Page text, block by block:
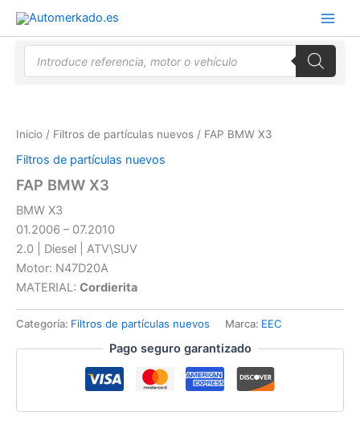
contenido
Búsqueda
Inicio / Filtros de partículas nuevos / FAP BMW X3
Filtros de partículas nuevos
FAP BMW X3
BMW X3
01.2006 – 07.2010
2.0 | Diesel | ATV\SUV
Motor: N47D20A
MATERIAL: Cordierita
Categoría: Filtros de partículas nuevos Marca: EEC
Pago seguro garantizado